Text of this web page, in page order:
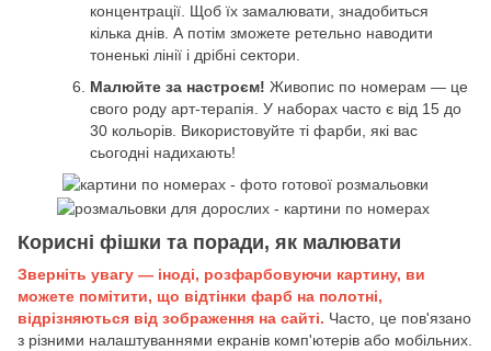
концентрації. Щоб їх замалювати, знадобиться
кілька днів. А потім зможете ретельно наводити
тоненькі лінії і дрібні сектори.
Малюйте за настроєм! Живопис по номерам — це
свого роду арт-терапія. У наборах часто є від 15 до
30 кольорів. Використовуйте ті фарби, які вас
сьогодні надихають!
Корисні фішки та поради, як малювати
Зверніть увагу — іноді, розфарбовуючи картину, ви
можете помітити, що відтінки фарб на полотні,
відрізняються від зображення на сайті. Часто, це пов'язано
з різними налаштуваннями екранів комп'ютерів або мобільних.